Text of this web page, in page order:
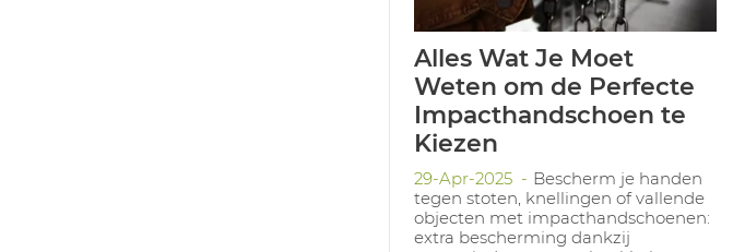
Alles Wat Je Moet
Weten om de Perfecte
Impacthandschoen te
Kiezen
29-Apr-2025
Bescherm je handen
tegen stoten, knellingen of vallende
objecten met impacthandschoenen:
extra bescherming dankzij